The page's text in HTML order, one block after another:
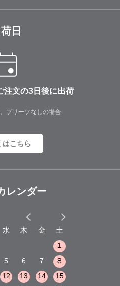
日
注文の3日後に出荷
プリーツなしの場合
はこちら
レンダー
水 木 金
土
1
5 6 7
8
12 13 14
15